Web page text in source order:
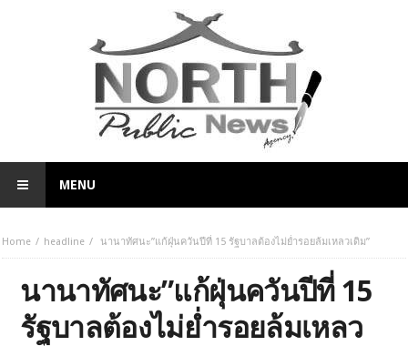
MENU
Home headline นานาทัศนะ”แก้ฝุ่นควันปีที่ 15 รัฐบาลต้องไม่ย่ำรอยล้มเหลวเดิม”
นานาทัศนะ”แก้ฝุ่นควันปีที่ 15
รัฐบาลต้องไม่ย่ำรอยล้มเหลว